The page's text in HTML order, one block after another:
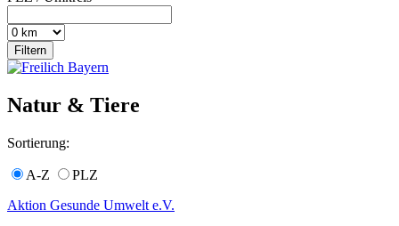
Natur & Tiere
Sortierung:
A-Z
PLZ
Aktion Gesunde Umwelt e.V.